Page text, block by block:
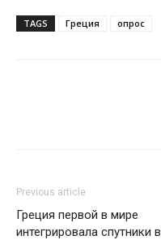
TAGS Греция опрос
Previous article
Греция первой в мире
интегрировала спутники в